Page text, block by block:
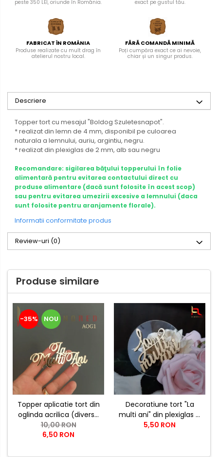
peste 350 LEI, oriunde în România.
exact pe gustul tău.
FABRICAT ÎN ROMÂNIA
Produse realizate cu mult drag în
atelierul nostru local.
FĂRĂ COMANDĂ MINIMĂ
Poți cumpăra exact ce ai nevoie,
chiar și un singur produs.
Descriere
Topper tort cu mesajul "Boldog Szuletesnapot".
* realizat din lemn de 4 mm, disponibil pe culoarea
naturala a lemnului, auriu, argintiu, negru.
* realizat din plexiglas de 2 mm, alb sau negru
Recomandare: sigilarea băţului topperului în folie
alimentară pentru evitarea contactului direct cu
produse alimentare (dacă sunt folosite în acest scop)
sau pentru evitarea umezirii excesive a lemnului (daca
sunt folosite pentru aranjamente florale).
Informatii conformitate produs
Review-uri (0)
Produse similare
-35% NOU
Topper aplicatie tort din
oglinda acrilica (diverse
modele) - PRODUSUL
LUNII
10,00 RON
6,50 RON
Decoratiune tort "La
multi ani" din plexiglas si
lemn
5,50 RON